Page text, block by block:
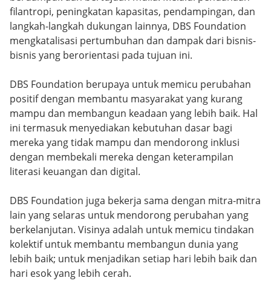
filantropi, peningkatan kapasitas, pendampingan, dan
langkah-langkah dukungan lainnya, DBS Foundation
mengkatalisasi pertumbuhan dan dampak dari bisnis-
bisnis yang berorientasi pada tujuan ini.
DBS Foundation berupaya untuk memicu perubahan
positif dengan membantu masyarakat yang kurang
mampu dan membangun keadaan yang lebih baik. Hal
ini termasuk menyediakan kebutuhan dasar bagi
mereka yang tidak mampu dan mendorong inklusi
dengan membekali mereka dengan keterampilan
literasi keuangan dan digital.
DBS Foundation juga bekerja sama dengan mitra-mitra
lain yang selaras untuk mendorong perubahan yang
berkelanjutan. Visinya adalah untuk memicu tindakan
kolektif untuk membantu membangun dunia yang
lebih baik; untuk menjadikan setiap hari lebih baik dan
hari esok yang lebih cerah.